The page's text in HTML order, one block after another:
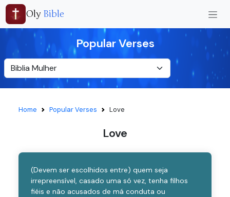
Oly Bible
Popular Verses
Home Popular Verses Love
Love
(Devem ser escolhidos entre) quem seja
irrepreensível, casado uma só vez, tenha filhos
fiéis e não acusados de má conduta ou